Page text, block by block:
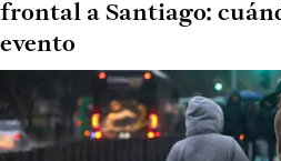
frontal a Santiago:
evento